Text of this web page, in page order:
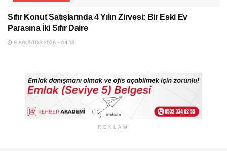
Sıfır Konut Satışlarında 4 Yılın Zirvesi: Bir Eski Ev
Parasına İki Sıfır Daire
9 AĞUSTOS 2026 - 04:16
REKLAM